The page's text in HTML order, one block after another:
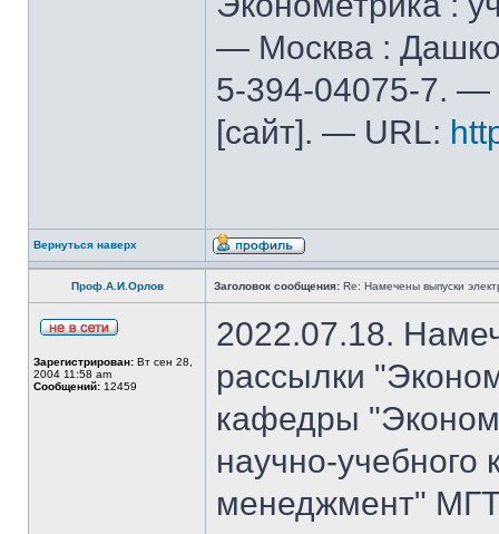
— Москва :
5-394-04075-7. —
[сайт]. — URL:
Вернуться наверх
Проф.А.И.Орлов Заголовок сообщения: Re: Намечены выпуски
Зарегистрирован: Вт сен 28,
2004 11:58 am
Сообщений: 12459
2022.07.18.
рассылки
кафедры
научно-
менеджмент"